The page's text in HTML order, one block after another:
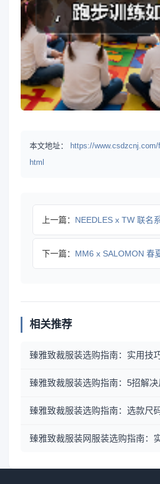
本文地址：
https://www.csdzcnj.com/
html
上一篇： NEEDLES x TW 联名系列发布
下一篇： MM6 x SALOMON 春夏联
相关推荐
臻雅致裁服装选购指南：实用技
臻雅致裁服装选购指南：5招解
臻雅致裁服装选购指南：选款尺
臻雅致裁服装网服装选购指南：